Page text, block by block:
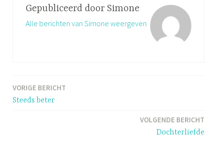
Gepubliceerd door Simone
Alle berichten van Simone weergeven
Bericht
VORIGE BERICHT
Steeds beter
VOLGENDE BERICHT
Dochterliefde